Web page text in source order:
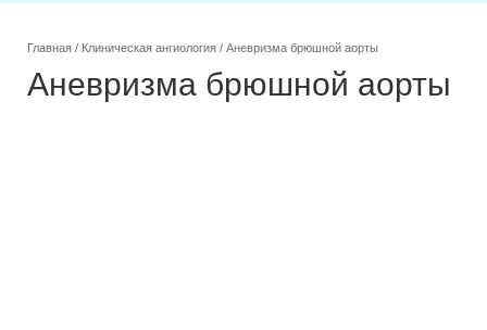
Главная / Клиническая ангиология / Аневризма брюшной аорты
Аневризма брюшной аорты